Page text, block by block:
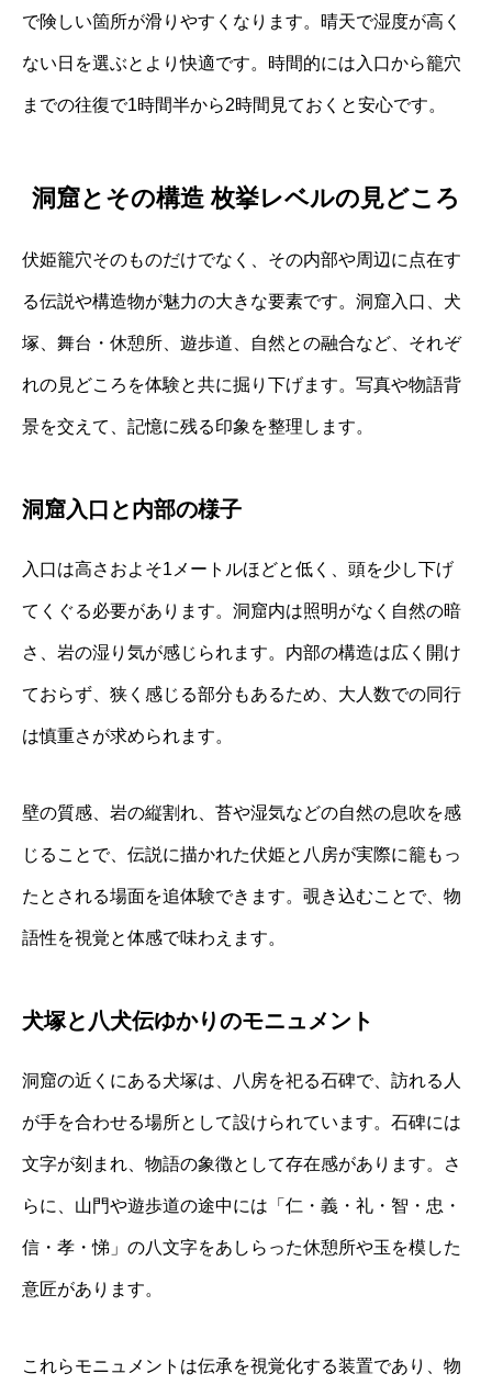
で険しい箇所が滑りやすくなります。晴天で湿度が高く
ない日を選ぶとより快適です。時間的には入口から籠穴
までの往復で1時間半から2時間見ておくと安心です。
洞窟とその構造 枚挙レベルの見どころ
伏姫籠穴そのものだけでなく、その内部や周辺に点在す
る伝説や構造物が魅力の大きな要素です。洞窟入口、犬
塚、舞台・休憩所、遊歩道、自然との融合など、それぞ
れの見どころを体験と共に掘り下げます。写真や物語背
景を交えて、記憶に残る印象を整理します。
洞窟入口と内部の様子
入口は高さおよそ1メートルほどと低く、頭を少し下げ
てくぐる必要があります。洞窟内は照明がなく自然の暗
さ、岩の湿り気が感じられます。内部の構造は広く開け
ておらず、狭く感じる部分もあるため、大人数での同行
は慎重さが求められます。
壁の質感、岩の縦割れ、苔や湿気などの自然の息吹を感
じることで、伝説に描かれた伏姫と八房が実際に籠もっ
たとされる場面を追体験できます。覗き込むことで、物
語性を視覚と体感で味わえます。
犬塚と八犬伝ゆかりのモニュメント
洞窟の近くにある犬塚は、八房を祀る石碑で、訪れる人
が手を合わせる場所として設けられています。石碑には
文字が刻まれ、物語の象徴として存在感があります。さ
らに、山門や遊歩道の途中には「仁・義・礼・智・忠・
信・孝・悌」の八文字をあしらった休憩所や玉を模した
意匠があります。
これらモニュメントは伝承を視覚化する装置であり、物